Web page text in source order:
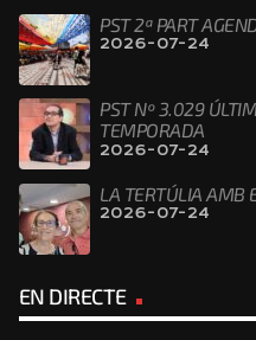
PST 2ª PART
2026-07-24
PST Nº 3.029
TEMPORADA
2026-07-24
LA TERTÚLIA AMB
2026-07-24
EN DIRECTE